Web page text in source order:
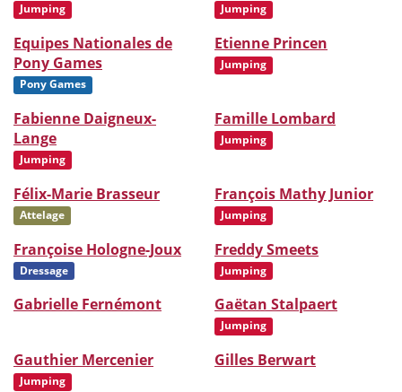
Jumping Jumping
Equipes Nationales de
Pony Games
Pony Games
Etienne Princen
Jumping
Fabienne Daigneux-
Lange
Jumping
Famille Lombard
Jumping
Félix-Marie Brasseur
Attelage
François Mathy Junior
Jumping
Françoise Hologne-Joux
Dressage
Freddy Smeets
Jumping
Gabrielle Fernémont Gaëtan Stalpaert
Jumping
Gauthier Mercenier
Jumping
Gilles Berwart